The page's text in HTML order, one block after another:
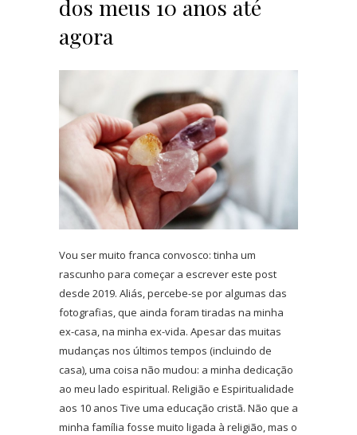
dos meus 10 anos até
agora
Vou ser muito franca convosco: tinha um
rascunho para começar a escrever este post
desde 2019. Aliás, percebe-se por algumas das
fotografias, que ainda foram tiradas na minha
ex-casa, na minha ex-vida. Apesar das muitas
mudanças nos últimos tempos (incluindo de
casa), uma coisa não mudou: a minha dedicação
ao meu lado espiritual. Religião e Espiritualidade
aos 10 anos Tive uma educação cristã. Não que a
minha família fosse muito ligada à religião, mas o